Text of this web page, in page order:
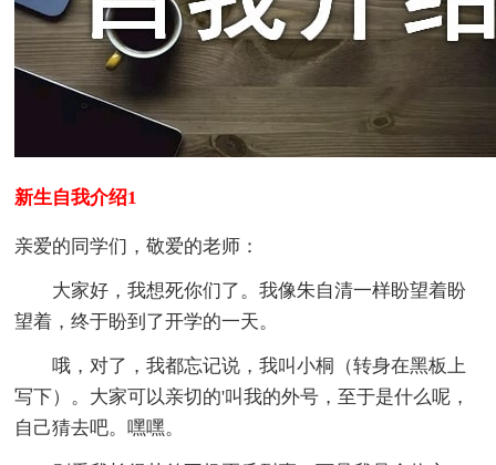
新生自我介绍1
亲爱的同学们，敬爱的老师：
大家好，我想死你们了。我像朱自清一样盼望着盼
望着，终于盼到了开学的一天。
哦，对了，我都忘记说，我叫小桐（转身在黑板上
写下）。大家可以亲切的'叫我的外号，至于是什么呢，
自己猜去吧。嘿嘿。